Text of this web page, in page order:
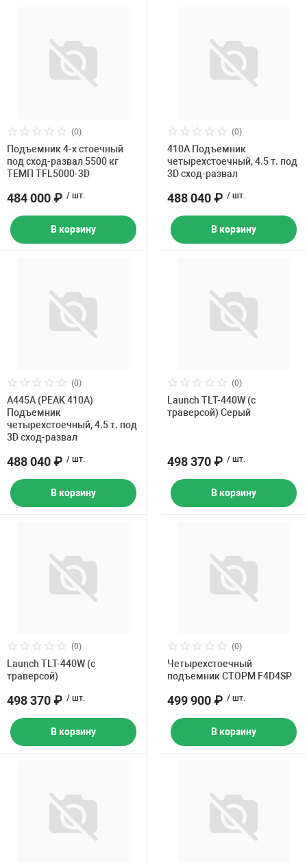
(0)
Подъемник 4-х стоечный
под сход-развал 5500 кг
ТЕМП TFL5000-3D
484 000 ₽ / шт.
В корзину
(0)
410A Подъемник
четырехстоечный, 4.5 т. под
3D сход-развал
488 040 ₽ / шт.
В корзину
(0)
A445A (PEAK 410A)
Подъемник
четырехстоечный, 4.5 т. под
3D сход-развал
488 040 ₽ / шт.
В корзину
(0)
Launch TLT-440W (с
траверсой) Серый
498 370 ₽ / шт.
В корзину
(0)
Launch TLT-440W (с
траверсой)
498 370 ₽ / шт.
В корзину
(0)
Четырехстоечный
подъемник СТОРМ F4D4SP
499 900 ₽ / шт.
В корзину